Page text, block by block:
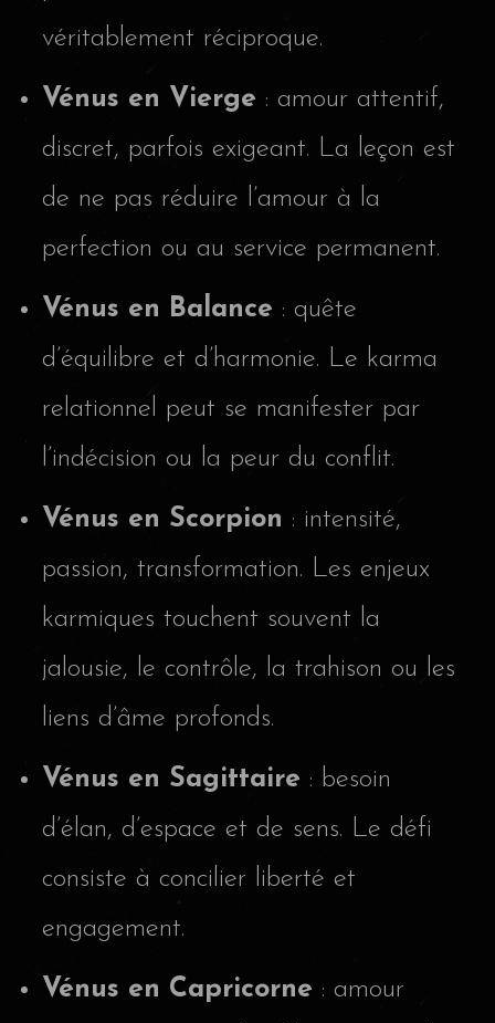
véritablement réciproque.
Vénus en Vierge : amour attentif,
discret, parfois exigeant. La leçon est
de ne pas réduire l’amour à la
perfection ou au service permanent.
Vénus en Balance : quête
d’équilibre et d’harmonie. Le karma
relationnel peut se manifester par
l’indécision ou la peur du conflit.
Vénus en Scorpion : intensité,
passion, transformation. Les enjeux
karmiques touchent souvent la
jalousie, le contrôle, la trahison ou les
liens d’âme profonds.
Vénus en Sagittaire : besoin
d’élan, d’espace et de sens. Le défi
consiste à concilier liberté et
engagement.
Vénus en Capricorne : amour